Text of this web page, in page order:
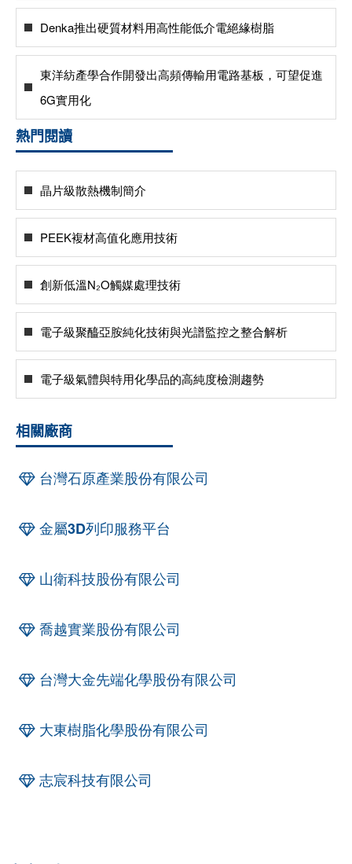
Denka推出硬質材料用高性能低介電絕緣樹脂
東洋紡產學合作開發出高頻傳輸用電路基板，可望促進
6G實用化
熱門閱讀
晶片級散熱機制簡介
PEEK複材高值化應用技術
創新低溫N₂O觸媒處理技術
電子級聚醯亞胺純化技術與光譜監控之整合解析
電子級氣體與特用化學品的高純度檢測趨勢
相關廠商
台灣石原產業股份有限公司
金屬3D列印服務平台
山衛科技股份有限公司
喬越實業股份有限公司
台灣大金先端化學股份有限公司
大東樹脂化學股份有限公司
志宸科技有限公司